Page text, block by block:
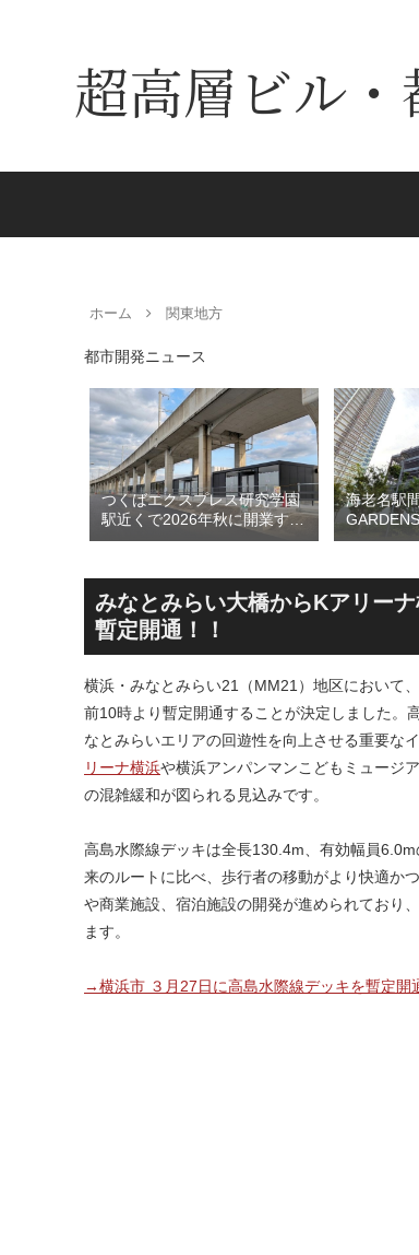
超高層ビル
ホーム 関東地方
都市開発ニュース
つくばエクスプレス研究学園
駅近くで2026年秋に開業する
高架下商業施設「寿横
跡地の開発計画や商業ビル建
設進行などにより駅前商業地
が形成へ！！
海老名駅
ズ）で建
テル温浴
設状況！
育て・ペ
みなとみらい大橋からKアリー
暫定開通！！
横浜・みなとみらい21（MM21）地区において
前10時より暫定開通することが決定しました。
なとみらいエリアの回遊性を向上させる重要な
リーナ横浜や横浜アンパンマンこどもミュージ
の混雑緩和が図られる見込みです。
高島水際線デッキは全長130.4m、有効幅員
来のルートに比べ、歩行者の移動がより快適か
や商業施設、宿泊施設の開発が進められており
ます。
→横浜市 ３月27日に高島水際線デッキを暫定開